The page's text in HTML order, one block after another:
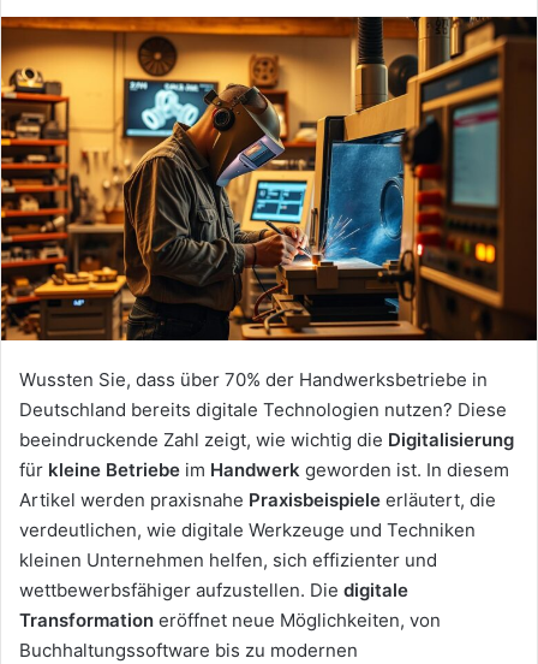
Wussten Sie, dass über 70% der Handwerksbetriebe in
Deutschland bereits digitale Technologien nutzen? Diese
beeindruckende Zahl zeigt, wie wichtig die Digitalisierung
für kleine Betriebe im Handwerk geworden ist. In diesem
Artikel werden praxisnahe Praxisbeispiele erläutert, die
verdeutlichen, wie digitale Werkzeuge und Techniken
kleinen Unternehmen helfen, sich effizienter und
wettbewerbsfähiger aufzustellen. Die digitale
Transformation eröffnet neue Möglichkeiten, von
Buchhaltungssoftware bis zu modernen